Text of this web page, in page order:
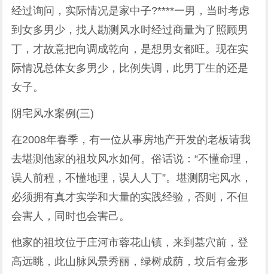
经过询问，实际情况是家中子?****一男，当时考虑
到女多男少，找人勘测风水时经过商量为了照顾男
丁，才故意把向调成乾向，是想男女都旺。现在实
际情况总体女多男少，比例失调，此男丁生的还是
女子。
阴宅风水案例(三)
在2008年春季，有一位从事房地产开发的老板请我
去堪测他家的祖坟风水如何。俗话说：“不懂命理，
误人前程，不懂地理，误人人丁”。堪测阴宅风水，
必须拥有真才实学和大量的实践经验，否则，不但
会害人，同时也会害己。
他家的祖坟位于庄河市蓉花山镇，来到墓穴前，登
高远眺，此山脉风景秀丽，绿树成荫，坟后有金形